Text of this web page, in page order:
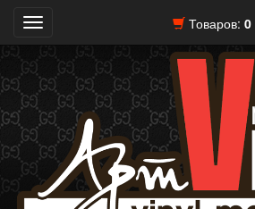
Товаров: 0
Toggle
navigation